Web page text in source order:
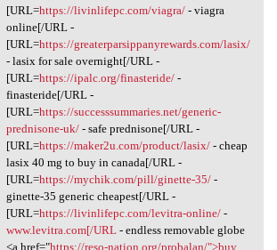
[URL=https://livinlifepc.com/viagra/- viagra
online[/URL -
[URL=https://greaterparsippanyrewards.com/lasix/
- lasix for sale overnight[/URL -
[URL=https://ipalc.org/finasteride/-
finasteride[/URL -
[URL=https://successsummaries.net/generic-
prednisone-uk/- safe prednisone[/URL -
[URL=https://maker2u.com/product/lasix/- cheap
lasix 40 mg to buy in canada[/URL -
[URL=https://mychik.com/pill/ginette-35/-
ginette-35 generic cheapest[/URL -
[URL=https://livinlifepc.com/levitra-online/-
www.levitra.com[/URL- endless removable globe
<a href="https://reso-nation.org/probalan/">buy